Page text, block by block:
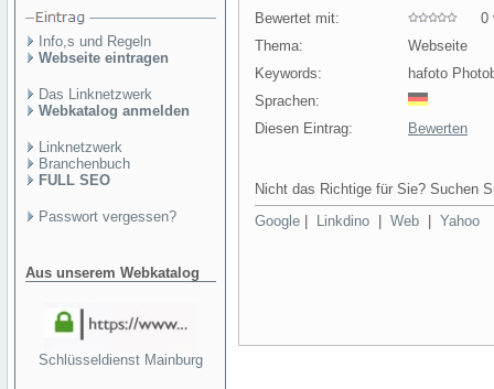
Info,s und Regeln
Webseite eintragen
Das Linknetzwerk
Webkatalog anmelden
Linknetzwerk
Branchenbuch
FULL SEO
Passwort vergessen?
Aus unserem Webkatalog
Schlüsseldienst Mainburg
Bewertet mit:
0
Thema:
Webseite
Keywords:
hafoto
Sprachen:
Diesen Eintrag:
Bewerten
Nicht das Richtige für Sie? Suchen
Google
Linkdino Web Yahoo